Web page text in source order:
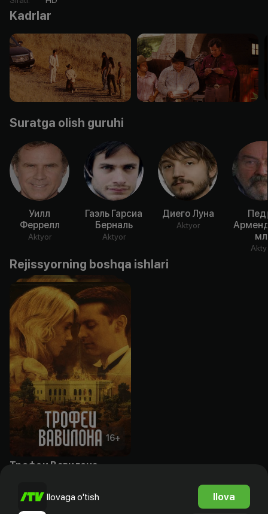
Kadrlar
Suratga olish guruhi
Уилл
Феррелл
Aktyor
Гаэль Гарсиа
Берналь
Aktyor
Диего Луна
Aktyor
Rejissyorning boshqa ishlari
16+
Трофеи Вавилона
Ilovaga o'tish Ilova